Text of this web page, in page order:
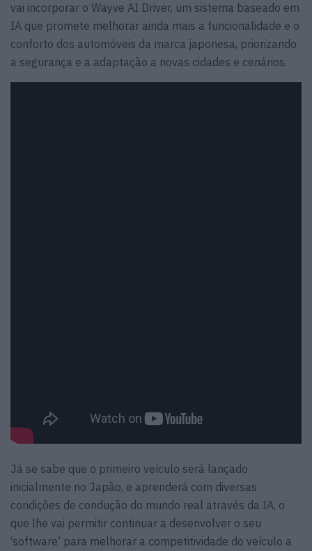
vai incorporar o Wayve AI Driver, um sistema baseado em
IA que promete melhorar ainda mais a funcionalidade e o
conforto dos automóveis da marca japonesa, priorizando
a segurança e a adaptação a novas cidades e cenários.
Já se sabe que o primeiro veículo será lançado
inicialmente no Japão, e aprenderá com diversas
condições de condução do mundo real através da IA, o
que lhe vai permitir continuar a desenvolver o seu
‘software’ para melhorar a competitividade do veículo a